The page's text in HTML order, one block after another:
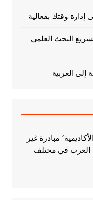
البحث العلمي
إلى العربية
قاعدة مذرات التخرج والدراسات الأكاديمية٬ مبادرة غير
العرب في مختلف